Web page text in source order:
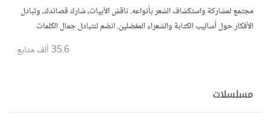
مجتمع لمشاركة واستكشاف الشعر بأنواعه. ناقش الأبيات، شارك قصائدك، وتبادل
الأفكار حول أساليب الكتابة والشعراء المفضلين. انضم لنتبادل جمال الكلمات
35.6 ألف متابع
مسلسلات